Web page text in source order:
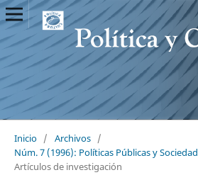
Inicio / Archivos /
Núm. 7 (1996): Políticas Públicas y Sociedad
Artículos de investigación